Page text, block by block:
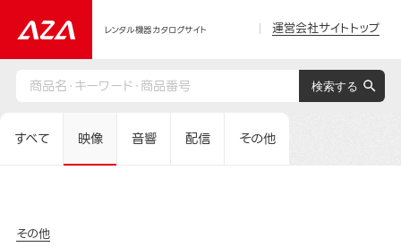
レンタル機器カタログサイト 運営会社サイトトップ
すべて 映像 音響 配信 その他
その他